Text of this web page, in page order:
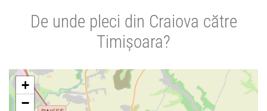
De unde pleci din Craiova către
Timișoara?
+
−